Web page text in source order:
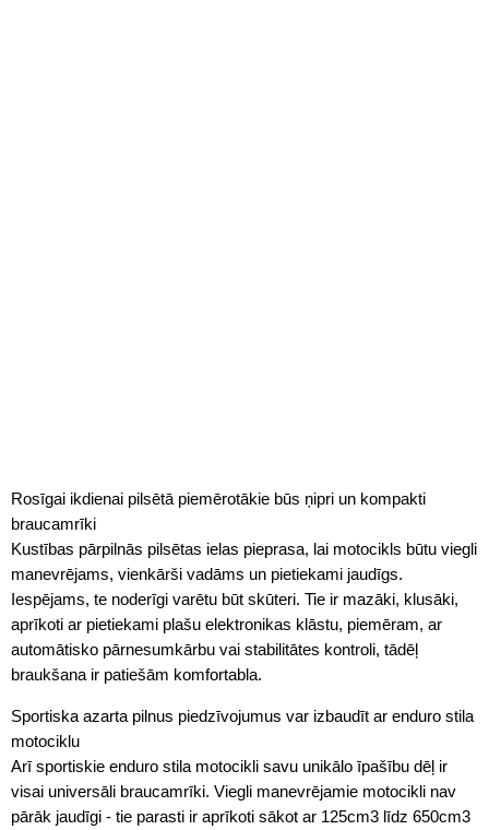
Rosīgai ikdienai pilsētā piemērotākie būs ņipri un kompakti
braucamrīki
Kustības pārpilnās pilsētas ielas pieprasa, lai motocikls būtu viegli
manevrējams, vienkārši vadāms un pietiekami jaudīgs.
Iespējams, te noderīgi varētu būt skūteri. Tie ir mazāki, klusāki,
aprīkoti ar pietiekami plašu elektronikas klāstu, piemēram, ar
automātisko pārnesumkārbu vai stabilitātes kontroli, tādēļ
braukšana ir patiešām komfortabla.
Sportiska azarta pilnus piedzīvojumus var izbaudīt ar enduro stila
motociklu
Arī sportiskie enduro stila motocikli savu unikālo īpašību dēļ ir
visai universāli braucamrīki. Viegli manevrējamie motocikli nav
pārāk jaudīgi - tie parasti ir aprīkoti sākot ar 125cm3 līdz 650cm3